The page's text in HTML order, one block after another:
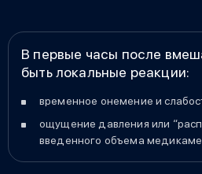
В первые часы после
быть локальные реакции:
временное онемение и
ощущение давления или
введенного объема